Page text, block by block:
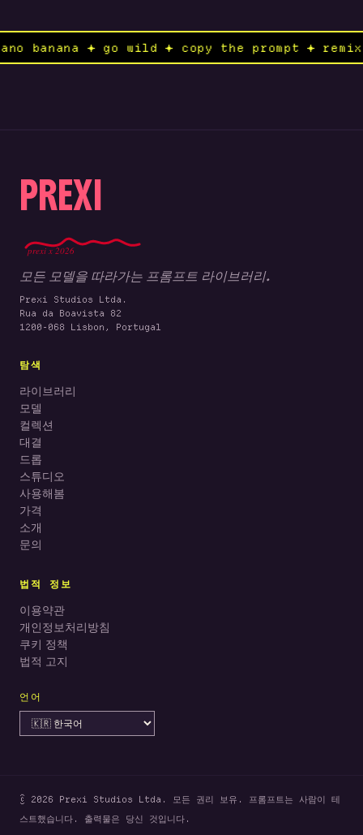
banana ✦ go wild ✦ copy the prompt
PREXI
prexi x 2026
모든 모델을 따라가는 프롬프트 라이브러리.
Prexi Studios Ltda.
Rua da Boavista 82
1200-068 Lisbon, Portugal
탐색
라이브러리
모델
컬렉션
대결
드롭
스튜디오
사용해봄
가격
소개
문의
법적 정보
이용약관
개인정보처리방침
쿠키 정책
법적 고지
언어
© 2026 Prexi Studios Ltda. 모든 권리 보유. 프롬프트는 사람이 테
스트했습니다. 출력물은 당신 것입니다.